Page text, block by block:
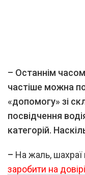
– Останнім
частіше можна
«допомогу» зі
посвідчення
категорій.
– На жаль, шахраї
заробити на